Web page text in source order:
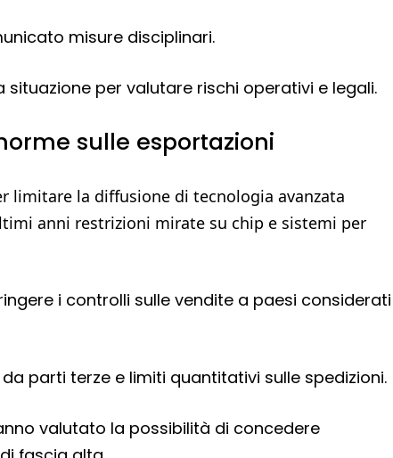
misure disciplinari.
per valutare rischi operativi e legali.
sulle esportazioni
limitare la diffusione di tecnologia avanzata
anni restrizioni mirate su chip e sistemi per
i controlli sulle vendite a paesi considerati
parti terze e limiti quantitativi sulle spedizioni.
valutato la possibilità di concedere